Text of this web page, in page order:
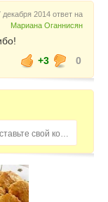
декабря 2014 ответ на
Мариана Оганнисян
+3
0
Домохозяйка, пожалуйста, оставьте свой комментарий...